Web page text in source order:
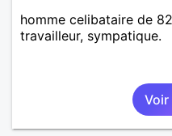
homme celibataire de
travailleur, sympatique.